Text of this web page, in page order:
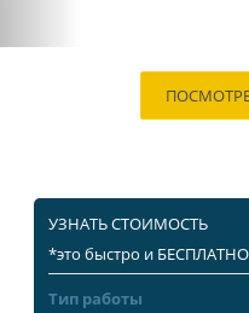
УЗНАТЬ СТОИМОСТЬ
*это быстро и БЕСПЛАТНО
Тип работы